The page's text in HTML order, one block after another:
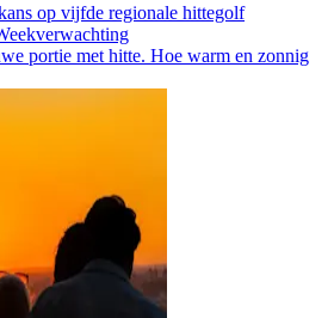
op vijfde regionale hittegolf
portie met hitte. Hoe warm en zonnig